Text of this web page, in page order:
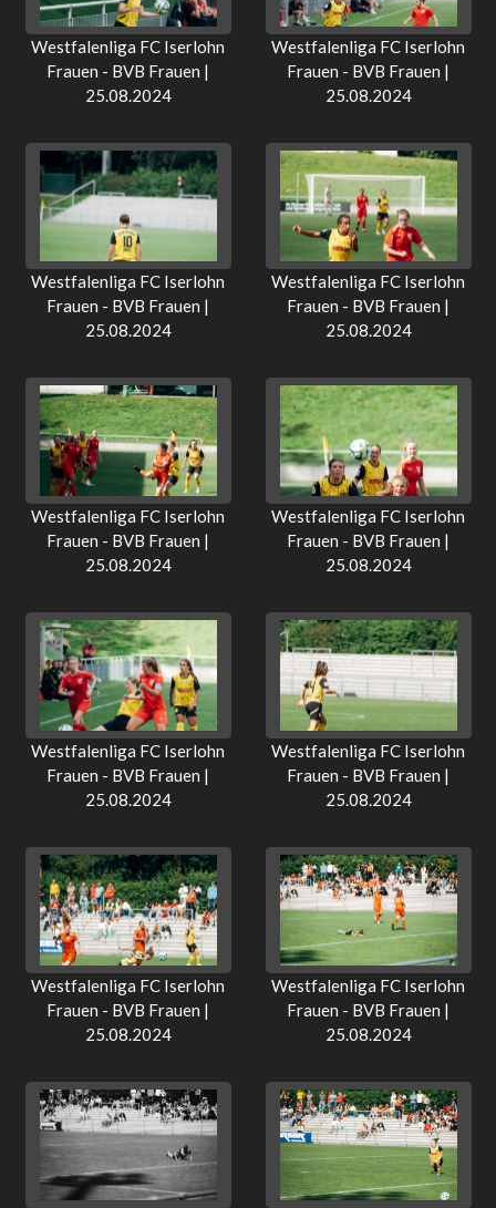
Westfalenliga FC Iserlohn
Frauen - BVB Frauen |
25.08.2024
Westfalenliga FC Iserlohn
Frauen - BVB Frauen |
25.08.2024
Westfalenliga FC Iserlohn
Frauen - BVB Frauen |
25.08.2024
Westfalenliga FC Iserlohn
Frauen - BVB Frauen |
25.08.2024
Westfalenliga FC Iserlohn
Frauen - BVB Frauen |
25.08.2024
Westfalenliga FC Iserlohn
Frauen - BVB Frauen |
25.08.2024
Westfalenliga FC Iserlohn
Frauen - BVB Frauen |
25.08.2024
Westfalenliga FC Iserlohn
Frauen - BVB Frauen |
25.08.2024
Westfalenliga FC Iserlohn
Frauen - BVB Frauen |
25.08.2024
Westfalenliga FC Iserlohn
Frauen - BVB Frauen |
25.08.2024